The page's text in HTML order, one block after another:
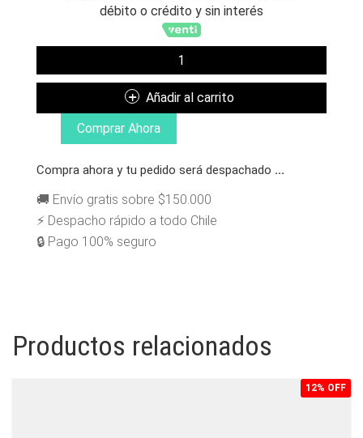
débito o crédito y sin interés
KNU
CANTIDAD
Añadir al carrito
Comprar Ahora
Compra ahora y tu pedido será despachado ...
🚚 Envío gratis sobre $150.000
⚡ Despacho rápido a todo Chile
🔒 Pago 100% seguro
Productos relacionados
12% OFF